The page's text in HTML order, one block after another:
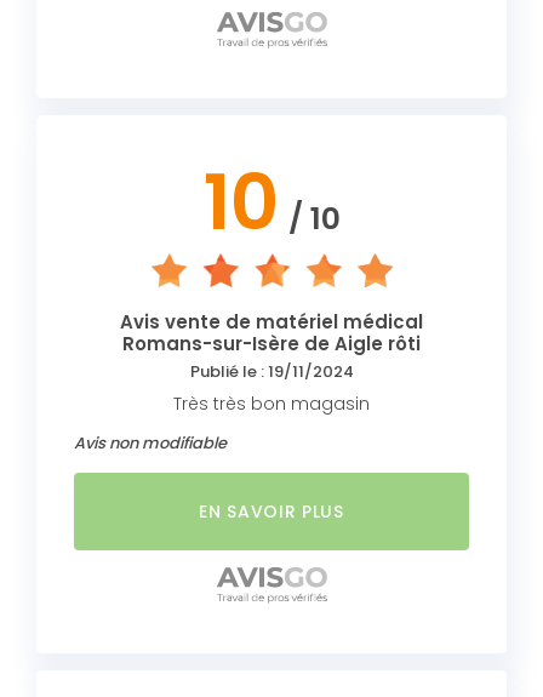
10 / 10
Avis vente de matériel médical
Romans-sur-Isère de Aigle rôti
Publié le : 19/11/2024
Très très bon magasin
Avis non modifiable
EN SAVOIR PLUS